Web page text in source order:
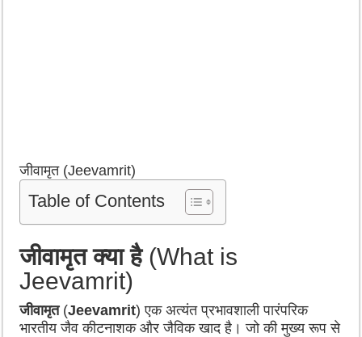
जीवामृत (Jeevamrit)
Table of Contents
जीवामृत क्या है(What is
Jeevamrit)
जीवामृत(Jeevamrit) एक अत्यंत प्रभावशाली पारंपरिक
भारतीय जैव कीटनाशक और जैविक खाद है। जो की मुख्य रूप से